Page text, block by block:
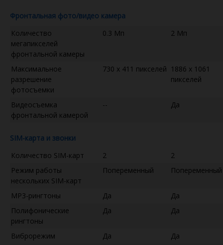
Фронтальная фото/видео камера
Количество
мегапикселей
фронтальной камеры
0.3 Мп 2 Мп
Максимальное
разрешение
фотосъемки
730 x 411 пикселей 1886 x 1061
пикселей
Видеосъемка
фронтальной камерой
-- Да
SIM-карта и звонки
Количество SIM-карт
2
2
Режим работы
нескольких SIM-карт
Попеременный Попеременный
MP3-рингтоны Да
Да
Полифонические
рингтоны
Да Да
Виброрежим Да
Да